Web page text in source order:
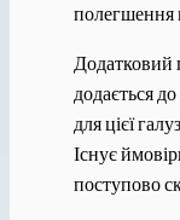
полегшення
Додатковий
додається
для цієї
Існує
поступово